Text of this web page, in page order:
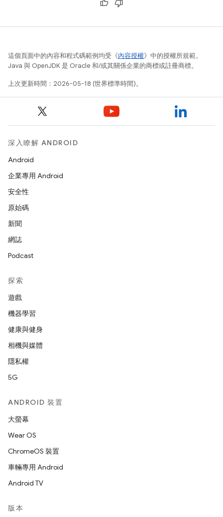
這個頁面中的內容和程式碼範例均受《內容授權》中的授權所規範。
Java 與 OpenJDK 是 Oracle 和/或其關係企業的商標或註冊商標。
上次更新時間：2026-05-18 (世界標準時間)。
深入瞭解 ANDROID
Android
企業專用 Android
安全性
原始碼
新聞
網誌
Podcast
探索
遊戲
機器學習
健康與健身
相機與媒體
隱私權
5G
ANDROID 裝置
大螢幕
Wear OS
ChromeOS 裝置
車輛專用 Android
Android TV
版本